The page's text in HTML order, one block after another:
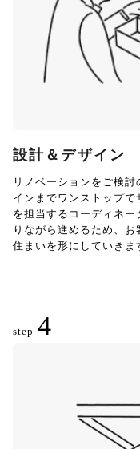
設計＆デザイン
リノベーションをご検
インまでワンストップ
を担当するコーディネ
りながら進めるため、
住まいを形にしていきま
step 4